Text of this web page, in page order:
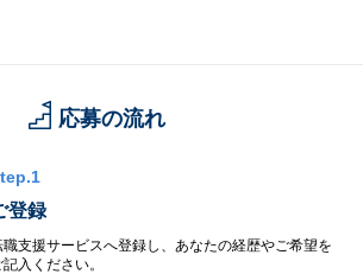
応募の流れ
登録
職支援サービスへ登録し、あなたの経歴やご希望を
記入ください。